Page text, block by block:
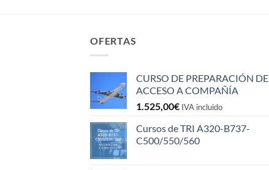
OFERTAS
CURSO DE PREPARACIÓN DE
ACCESO A COMPAÑÍA
1.525,00€ IVA incluido
Cursos de TRI A320-B737-
C500/550/560